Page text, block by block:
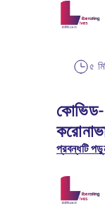
৫
কোভিড-
প্রবন্ধটি